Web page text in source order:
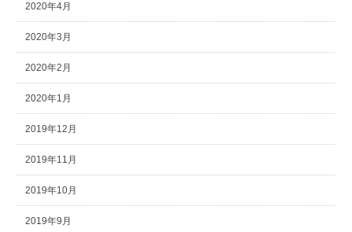
2020年4月
2020年3月
2020年2月
2020年1月
2019年12月
2019年11月
2019年10月
2019年9月